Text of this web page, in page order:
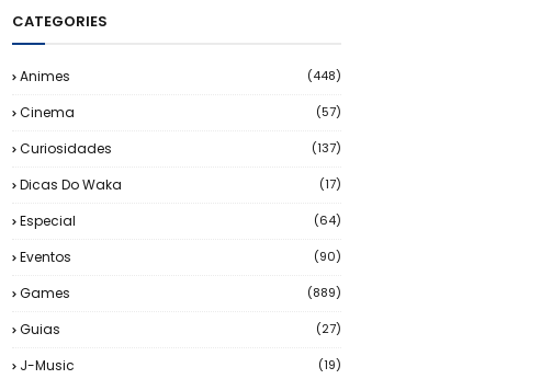
CATEGORIES
Animes (448)
Cinema (57)
Curiosidades (137)
Dicas Do Waka (17)
Especial (64)
Eventos (90)
Games (889)
Guias (27)
J-Music (19)